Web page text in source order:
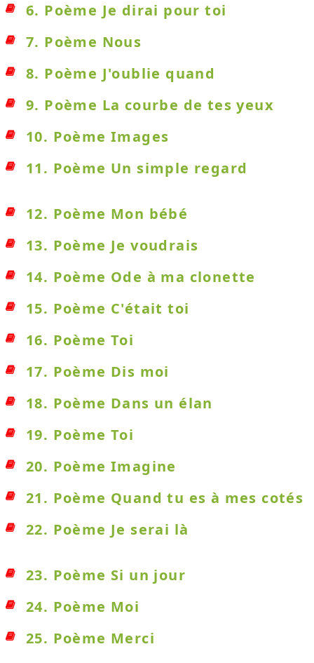
6. Poème Je dirai pour toi
7. Poème Nous
8. Poème J'oublie quand
9. Poème La courbe de tes yeux
10. Poème Images
11. Poème Un simple regard
12. Poème Mon bébé
13. Poème Je voudrais
14. Poème Ode à ma clonette
15. Poème C'était toi
16. Poème Toi
17. Poème Dis moi
18. Poème Dans un élan
19. Poème Toi
20. Poème Imagine
21. Poème Quand tu es à mes cotés
22. Poème Je serai là
23. Poème Si un jour
24. Poème Moi
25. Poème Merci